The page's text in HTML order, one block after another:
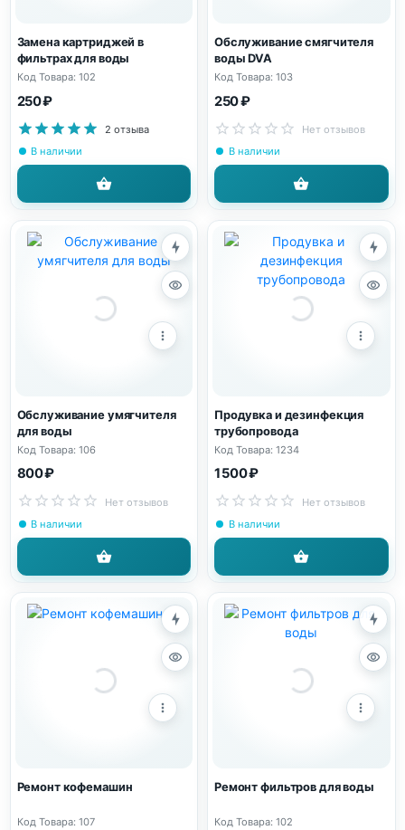
Замена картриджей в
фильтрах для воды
Код Товара: 102
250 ₽
2 отзыва
В наличии
Обслуживание смягчителя
воды DVA
Код Товара: 103
250 ₽
Нет отзывов
В наличии
Обслуживание умягчителя
для воды
Код Товара: 106
800 ₽
Нет отзывов
В наличии
Продувка и дезинфекция
трубопровода
Код Товара: 1234
1 500 ₽
Нет отзывов
В наличии
Ремонт кофемашин
Код Товара: 107
Ремонт фильтров для воды
Код Товара: 102